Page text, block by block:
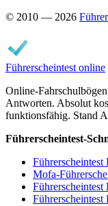
© 2010 — 2026
Führerscheintest online
Online-
Antworten. Absolut
funktionsfähig. Stand
Führerscheintest-
Führerscheintest
Mofa-
Führerscheintest
Führerscheintest